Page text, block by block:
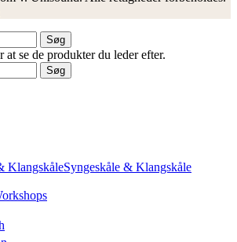
Søg
at se de produkter du leder efter.
Søg
Syngeskåle & Klangskåle